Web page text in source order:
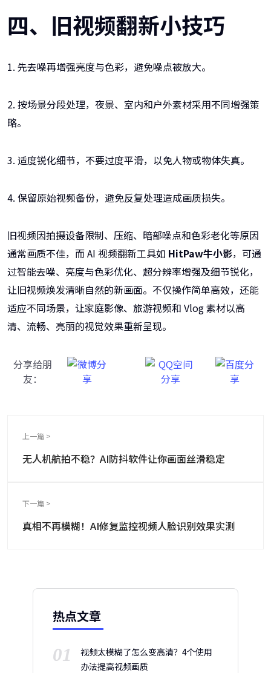
四、旧视频翻新小技巧
1. 先去噪再增强亮度与色彩，避免噪点被放大。
2. 按场景分段处理，夜景、室内和户外素材采用不同增强策
略。
3. 适度锐化细节，不要过度平滑，以免人物或物体失真。
4. 保留原始视频备份，避免反复处理造成画质损失。
旧视频因拍摄设备限制、压缩、暗部噪点和色彩老化等原因
通常画质不佳，而 AI 视频翻新工具如 HitPaw牛小影，可通
过智能去噪、亮度与色彩优化、超分辨率增强及细节锐化，
让旧视频焕发清晰自然的新画面。不仅操作简单高效，还能
适应不同场景，让家庭影像、旅游视频和 Vlog 素材以高
清、流畅、亮丽的视觉效果重新呈现。
分享给朋
友：
上一篇 >
无人机航拍不稳？AI防抖软件让你画面丝滑稳定
下一篇 >
真相不再模糊！AI修复监控视频人脸识别效果实测
热点文章
01
视频太模糊了怎么变高清？4个使用
办法提高视频画质